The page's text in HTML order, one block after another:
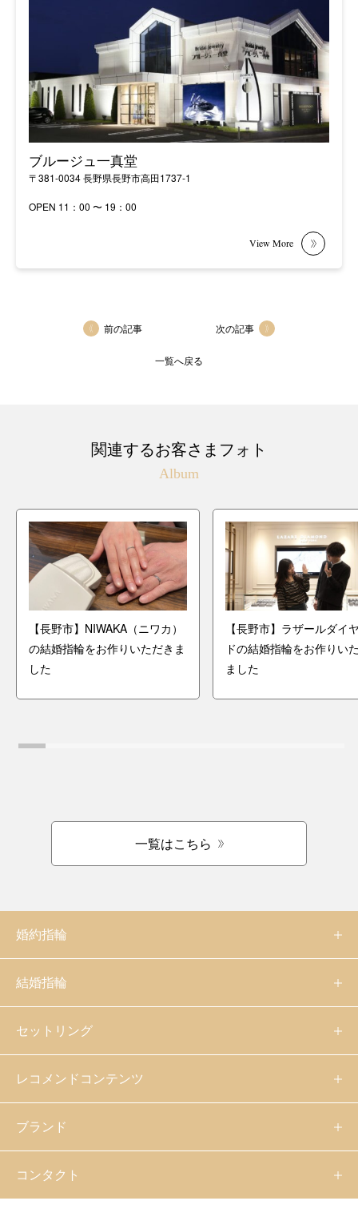
ブルージュ一真堂
〒381-0034 長野県長野市高田1737-1
OPEN 11：00 〜 19：00
前の記事
一覧へ戻る
次の記事
関連するお客さまフォト
Album
【長野市】NIWAKA（ニワカ）
の結婚指輪をお作りいただきま
した
【長野市】ラザールダイ
ドの結婚指輪をお作りい
ました
一覧はこちら
婚約指輪
結婚指輪
セットリング
レコメンドコンテンツ
ブランド
コンタクト